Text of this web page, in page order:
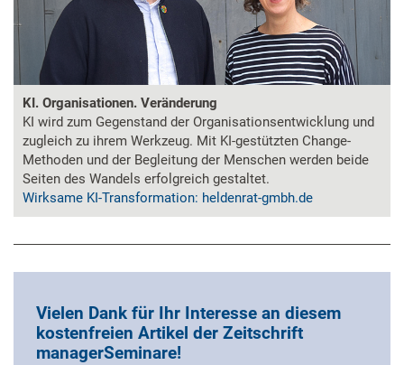
KI. Organisationen. Veränderung
KI wird zum Gegenstand der Organisationsentwicklung und
zugleich zu ihrem Werkzeug. Mit KI-gestützten Change-
Methoden und der Begleitung der Menschen werden beide
Seiten des Wandels erfolgreich gestaltet.
Wirksame KI-Transformation: heldenrat-gmbh.de
Vielen Dank für Ihr Interesse an diesem
kostenfreien Artikel der Zeitschrift
managerSeminare!